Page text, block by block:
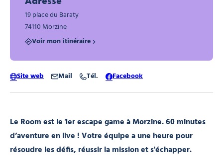
Le Room est le 1er escape game à Morzine. 60 minutes
d’aventure en live ! Votre équipe a une heure pour
résoudre les défis, réussir la mission et s'échapper.
19 place du Baraty
74110 Morzine
Voir mon itinéraire
Site web Mail Tél. Facebook